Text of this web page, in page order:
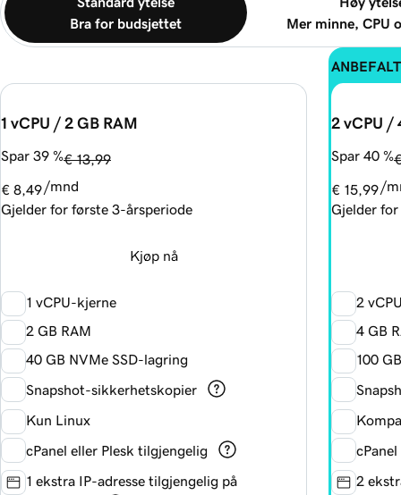
Bra for budsjettet
Mer minne, CPU
1 vCPU / 2 GB RAM
Spar 39 %€ 13,99
€ 8,49 /mnd
Gjelder for første 3-årsperiode
Kjøp nå
1 vCPU-kjerne
2 GB RAM
40 GB NVMe SSD-lagring
Snapshot-sikkerhetskopier
Kun Linux
cPanel eller Plesk tilgjengelig
1 ekstra IP-adresse tilgjengelig på
ANBEFALT
2 vCPU /
Spar 40 %
€ 15,99 /
Gjelder
2
4 GB
100
2